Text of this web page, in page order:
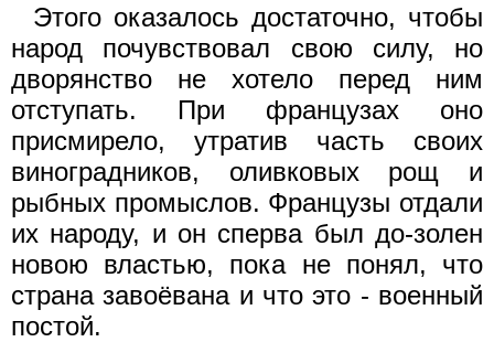
Этого оказалось достаточно, чтобы
народ почувствовал свою силу, но
дворянство не хотело перед ним
отступать. При французах оно
присмирело, утратив часть своих
виноградников, оливковых рощ и
рыбных промыслов. Французы отдали
их народу, и он сперва был до-золен
новою властью, пока не понял, что
страна завоёвана и что это - военный
постой.